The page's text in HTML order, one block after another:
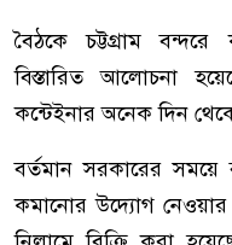
বৈঠকে চট্টগ্রাম
বিস্তারিত আলোচনা
কন্টেইনার অনেক দিন
বর্তমান সরকারের সময়ে
কমানোর উদ্যোগ